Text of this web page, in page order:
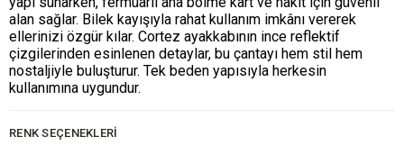
alan sağlar. Bilek kayışıyla rahat kullanım imkânı vererek
ellerinizi özgür kılar. Cortez ayakkabının ince reflektif
çizgilerinden esinlenen detaylar, bu çantayı hem stil hem
nostaljiyle buluşturur. Tek beden yapısıyla herkesin
kullanımına uygundur.
RENK SEÇENEKLERI